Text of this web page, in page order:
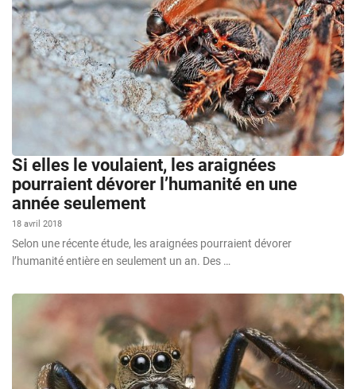
Si elles le voulaient, les araignées
pourraient dévorer l’humanité en une
année seulement
18 avril 2018
Selon une récente étude, les araignées pourraient dévorer
l’humanité entière en seulement un an. Des …